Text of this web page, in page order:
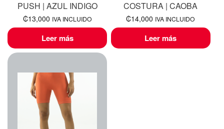
PUSH | AZUL INDIGO
₡13,000 IVA INCLUIDO
Leer más
COSTURA | CAOBA
₡14,000 IVA INCLUIDO
Leer más